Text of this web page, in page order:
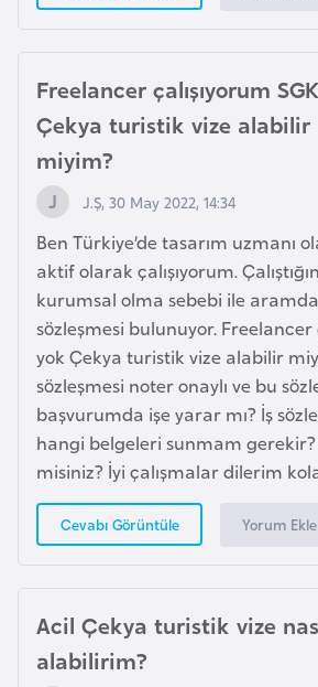
Freelancer çalışıyorum
Çekya turistik vize alabilir
miyim?
J.Ş, 30 May 2022, 14:34
Ben Türkiye’de tasarım uzmanı
aktif olarak çalışıyorum.
kurumsal olma sebebi ile aramda
sözleşmesi bulunuyor. Freelancer
yok Çekya turistik vize alabilir
sözleşmesi noter onaylı ve bu
başvurumda işe yarar mı? İş
hangi belgeleri sunmam
misiniz? İyi çalışmalar dilerim
Cevabı Görüntüle Yorum Ekle
Acil Çekya turistik vize
alabilirim?
o
n
G
a
m
b
y
a
G
a
n
a
G
n
e
B
s